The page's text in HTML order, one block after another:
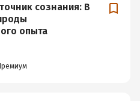
сознания: В
опыта